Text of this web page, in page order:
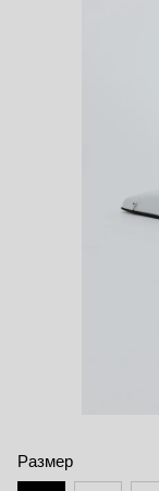
Размер